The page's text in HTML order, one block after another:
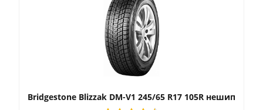
Bridgestone Blizzak DM-V1 245/65 R17 105R нешип